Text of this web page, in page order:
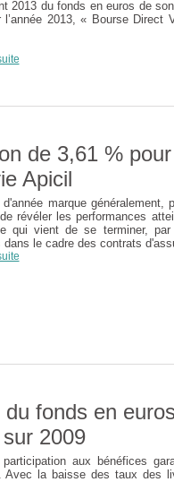
2013 du fonds en euros de
l’année 2013, « Bourse Direct
de 3,61 %
Apicil
d'année marque généralement,
révéler les performances
qui vient de se terminer,
dans le cadre des contrats
fonds en
2009
aux bénéfices
Avec la baisse des taux des